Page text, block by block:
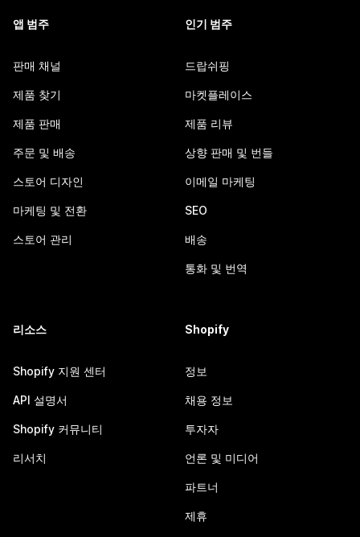
앱 범주
판매 채널
제품 찾기
제품 판매
주문 및 배송
스토어 디자인
마케팅 및 전환
스토어 관리
인기 범주
드랍쉬핑
마켓플레이스
제품 리뷰
상향 판매 및 번들
이메일 마케팅
SEO
배송
통화 및 번역
리소스
Shopify 지원 센터
API 설명서
Shopify 커뮤니티
리서치
Shopify
정보
채용 정보
투자자
언론 및 미디어
파트너
제휴